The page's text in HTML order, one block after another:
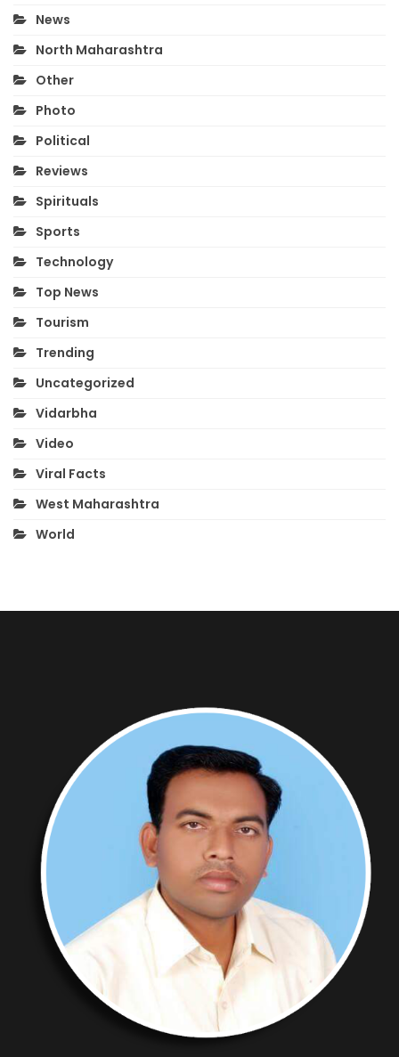
News
North Maharashtra
Other
Photo
Political
Reviews
Spirituals
Sports
Technology
Top News
Tourism
Trending
Uncategorized
Vidarbha
Video
Viral Facts
West Maharashtra
World